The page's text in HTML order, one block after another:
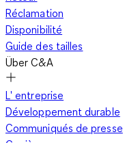
Réclamation
Disponibilité
Guide des tailles
Über C&A
L' entreprise
Développement durable
Communiqués de presse